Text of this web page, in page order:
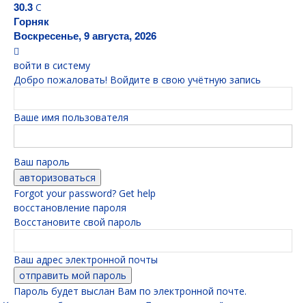
30.3 C
Горняк
Воскресенье, 9 августа, 2026
войти в систему
Добро пожаловать! Войдите в свою учётную запись
Ваше имя пользователя
Ваш пароль
Forgot your password? Get help
восстановление пароля
Восстановите свой пароль
Ваш адрес электронной почты
Пароль будет выслан Вам по электронной почте.